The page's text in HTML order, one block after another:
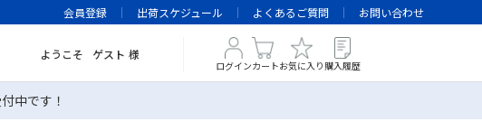
会員登録 出荷スケジュール よくあるご質問 お問い合わせ
ようこそ ゲスト 様
ログインカートお気に入り 購入履歴
中です！